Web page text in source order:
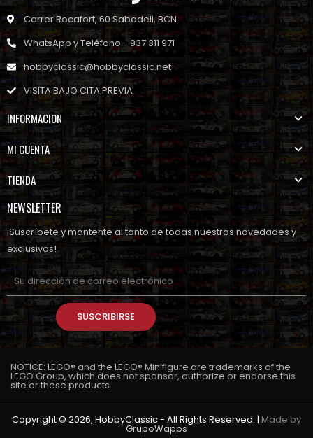
Carrer Rocafort, 60 Sabadell, BCN
WhatsApp y Teléfono - 937 311 971
hobbyclassic@hobbyclassic.net
VISITA BAJO CITA PREVIA
INFORMACION
MI CUENTA
TIENDA
NEWSLETTER
¡Suscríbete y mantente al tanto de todas nuestras novedades y
exclusivas!
SUSCRIBIRSE
NOTICE: LEGO® and the LEGO® Minifigure are trademarks of the
LEGO Group, which does not sponsor, authorize or endorse this
site or these products.
Copyright © 2026, HobbyClassic - All Rights Reserved. | Made by
GrupoWapps